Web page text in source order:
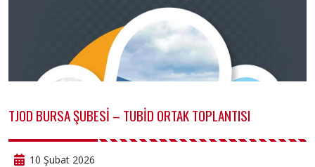
TJOD BURSA ŞUBESİ – TUBİD ORTAK TOPLANTISI
10 Şubat 2026